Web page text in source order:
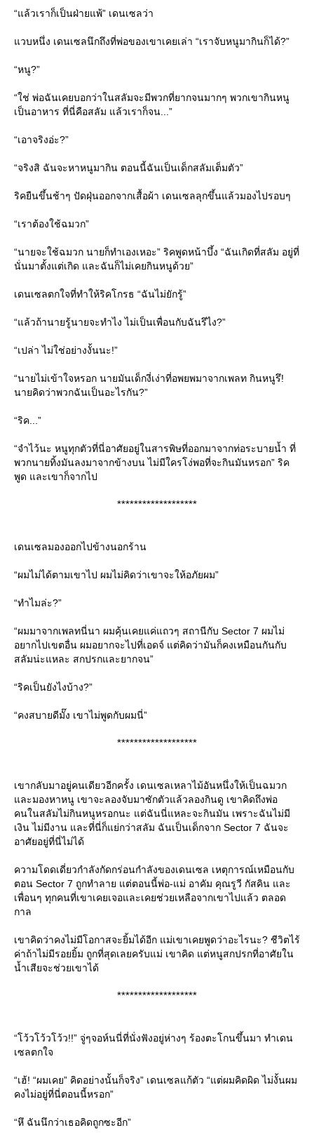
“แล้วเราก็เป็นฝ่ายแพ้” เดนเซลว่า
วบหนึ่ง เดนเซลนึกถึงที่พ่อของเขาเคยเล่า “เราจับหนูมากินก็ได้?”
“หนู?”
“ใช่ พ่อฉันเคยบอกว่าในสลัมจะมีพวกที่ยากจนมากๆ พวกเขากินหนู
เป็นอาหาร ที่นี่คือสลัม แล้วเราก็จน...”
“เอาจริงอ่ะ?”
“จริงสิ ฉันจะหาหนูมากิน ตอนนี้ฉันเป็นเด็กสลัมเต็มตัว”
ริคยืนขึ้นช้าๆ ปัดฝุ่นออกจากเสื้อผ้า เดนเซลลุกขึ้นแล้วมองไปรอบๆ
“เราต้องใช้ฉมวก”
“นายจะใช้ฉมวก นายก็ทำเองเหอะ” ริคพูดหน้าบึ้ง “ฉันเกิดที่สลัม อยู่ที่
นั่นมาตั้งแต่เกิด และฉันก็ไม่เคยกินหนูด้วย”
เดนเซลตกใจที่ทำให้ริคโกรธ “ฉันไม่ยักรู้”
“แล้วถ้านายรู้นายจะทำไง ไม่เป็นเพื่อนกับฉันรึไง?”
“เปล่า ไม่ใช่อย่างงั้นนะ!”
“นายไม่เข้าใจหรอก นายมันเด็กงี่เง่าที่อพยพมาจากเพลท กินหนูรึ!
นายคิดว่าพวกฉันเป็นอะไรกัน?”
“ริค...”
“จำไว้นะ หนูทุกตัวที่นี่อาศัยอยู่ในสารพิษที่ออกมาจากท่อระบายน้ำ ที่
พวกนายทิ้งมันลงมาจากข้างบน ไม่มีใครโง่พอที่จะกินมันหรอก” ริค
พูด และเขาก็จากไป
*******************
เดนเซลมองออกไปข้างนอกร้าน
“ผมไม่ได้ตามเขาไป ผมไม่คิดว่าเขาจะให้อภัยผม”
“ทำไมล่ะ?”
“ผมมาจากเพลทนี่นา ผมคุ้นเคยแค่แถวๆ สถานีกับ Sector 7 ผมไม่
อยากไปเขตอื่น ผมอยากจะไปที่เอดจ์ แต่คิดว่ามันก็คงเหมือนกันกับ
สลัมน่ะแหละ สกปรกและยากจน”
“ริคเป็นยังไงบ้าง?”
“คงสบายดีมั๊ง เขาไม่พูดกับผมนี่”
*******************
เขากลับมาอยู่คนเดียวอีกครั้ง เดนเซลเหลาไม้อันหนึ่งให้เป็นฉมวก
ละมองหาหนู เขาจะลองจับมาซักตัวแล้วลองกินดู เขาคิดถึงพ่อ
คนในสลัมไม่กินหนูหรอกนะ แต่ฉันนี่แหละจะกินมัน เพราะฉันไม่มี
เงิน ไม่มีงาน และที่นี่ก็แย่กว่าสลัม ฉันเป็นเด็กจาก Sector 7 ฉันจะ
อาศัยอยู่ที่นี่ไม่ได้
ความโดดเดี่ยวกำลังกัดกร่อนกำลังของเดนเซล เหตุการณ์เหมือนกับ
ตอน Sector 7 ถูกทำลาย แต่ตอนนี้พ่อ-แม่ อาคัม คุณรูวี กัสคิน และ
เพื่อนๆ ทุกคนที่เขาเคยเจอและเคยช่วยเหลือจากเขาไปแล้ว ตลอด
กาล
เขาคิดว่าคงไม่มีโอกาสจะยิ้มได้อีก แม่เขาเคยพูดว่าอะไรนะ? ชีวิตไร้
ค่าถ้าไม่มีรอยยิ้ม ถูกที่สุดเลยครับแม่ เขาคิด แต่หนูสกปรกที่อาศัยใน
น้ำเสียจะช่วยเขาได้
*******************
“โว้วโว้วโว้ว!!” จู่ๆจอห์นนี่ที่นั่งฟังอยู่ห่างๆ ร้องตะโกนขึ้นมา ทำเดน
เซลตกใจ
“เฮ้! “ผมเคย” คิดอย่างนั้นก็จริง” เดนเซลแก้ตัว “แต่ผมคิดผิด ไม่งั้นผม
คงไม่อยู่ที่นี่ตอนนี้หรอก”
“หึ ฉันนึกว่าเธอคิดถูกซะอีก”